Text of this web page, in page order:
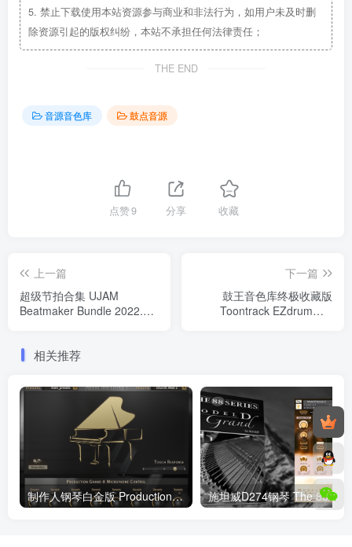
5. 禁止下载使用本站资源参与商业和非法行为，如用户未及时删
除资源引起的版权纠纷，本站不承担任何法律责任；
THE END
音源音色库 鼓点音源
点赞9 分享 收藏
上一篇
超级节拍合集 UJAM
Beatmaker Bundle 2022.10
下一篇
鼓王音色库终极收藏版
Toontrack EZdrummer
相关推荐
制作人钢琴白金版 Production Voices Production Grand 2 v1.0.8 KONTAKT